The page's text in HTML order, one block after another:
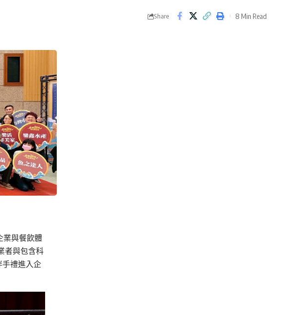
Share 8 Min Read
業與餐飲體
者與包含科
手禮進入企